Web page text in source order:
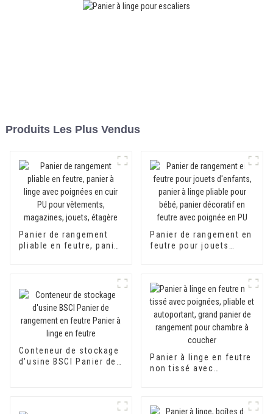
Produits Les Plus Vendus
Panier de rangement
pliable en feutre, panier
vêtements, magazines,
jouets, étagère
Panier de rangement en
feutre pour jouets
feutre avec poignée en
PU
Conteneur de stockage
d'usine BSCI Panier de
Panier à linge en feutre
non tissé avec
pour chambre à